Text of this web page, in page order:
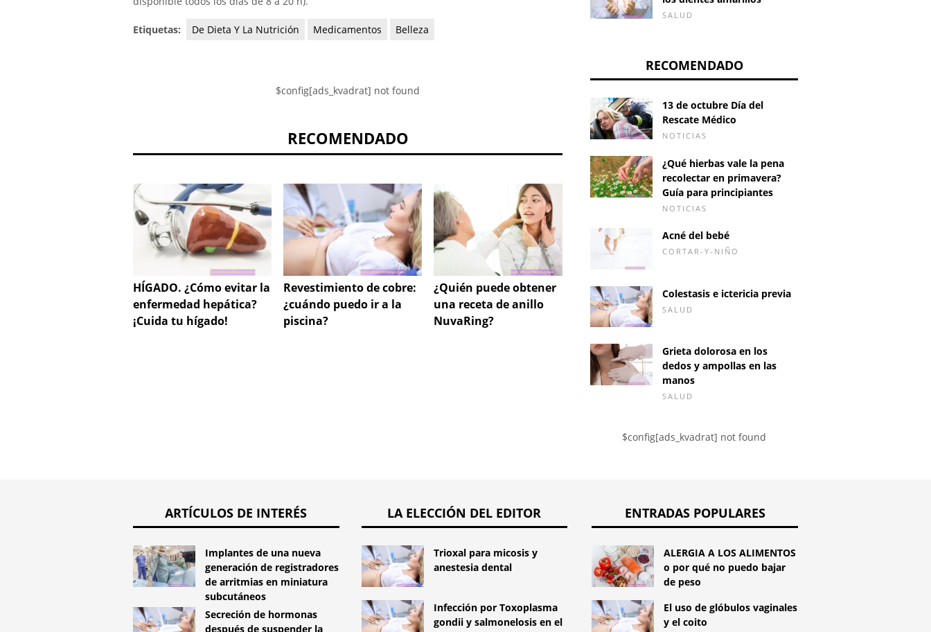
Etiquetas: De Dieta Y La Nutrición Medicamentos Belleza
$config[ads_kvadrat] not found
RECOMENDADO
HÍGADO. ¿Cómo evitar la
enfermedad hepática?
¡Cuida tu hígado!
Revestimiento de cobre: ​​
¿cuándo puedo ir a la
piscina?
¿Quién puede obtener
una receta de anillo
NuvaRing?
¿Qué crema
anticonceptiva debo
Alcohol y marihuana al
principio del embarazo
SALUD
RECOMENDADO
13 de octubre Día del
Rescate Médico
NOTICIAS
¿Qué hierbas vale la pena
recolectar en primavera?
Guía para principiantes
NOTICIAS
Acné del bebé
CORTAR-Y-NIÑO
Colestasis e ictericia previa
SALUD
Grieta dolorosa en los
dedos y ampollas en las
manos
SALUD
$config[ads_kvadrat] not found
ARTÍCULOS DE INTERÉS
Implantes de una nueva
generación de registradores
de arritmias en miniatura
subcutáneos
Secreción de hormonas
después de suspender la
LA ELECCIÓN DEL EDITOR
Trioxal para micosis y
anestesia dental
Infección por Toxoplasma
gondii y salmonelosis en el
ENTRADAS POPULARES
ALERGIA A LOS ALIMENTOS
o por qué no puedo bajar
de peso
El uso de glóbulos vaginales
y el coito